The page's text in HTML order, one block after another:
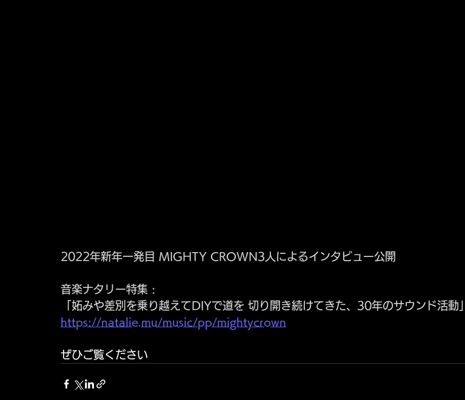
2022年新年一発目 MIGHTY CROWN3人によるインタビュー公開
音楽ナタリー特集 :
「妬みや差別を乗り越えてDIYで道を 切り開き続けてきた、30年のサウンド活動」
https://natalie.mu/music/pp/mightycrown
ぜひご覧ください